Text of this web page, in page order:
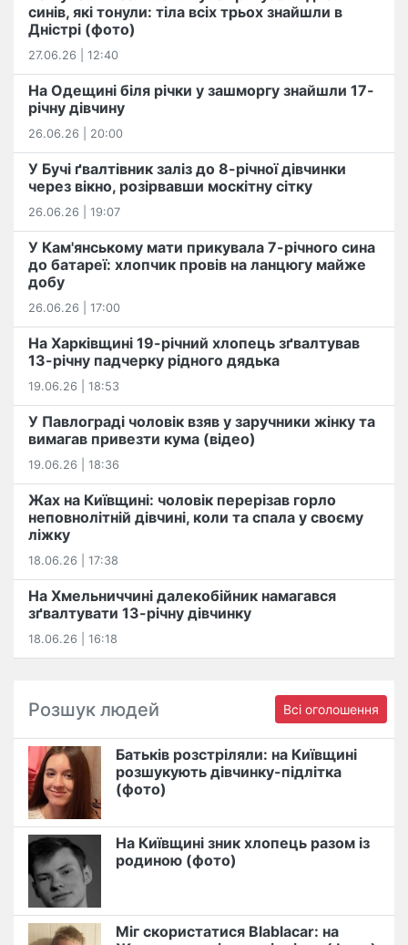
синів, які тонули: тіла всіх трьох знайшли в
Дністрі (фото)
27.06.26 | 12:40
На Одещині біля річки у зашморгу знайшли 17-
річну дівчину
26.06.26 | 20:00
У Бучі ґвалтівник заліз до 8-річної дівчинки
через вікно, розірвавши москітну сітку
26.06.26 | 19:07
У Кам'янському мати прикувала 7-річного сина
до батареї: хлопчик провів на ланцюгу майже
добу
26.06.26 | 17:00
На Харківщині 19-річний хлопець​ ️зґвалтував
13-річну падчерку рідного дядька
19.06.26 | 18:53
У Павлограді чоловік взяв у заручники жінку та
вимагав привезти кума (відео)
19.06.26 | 18:36
Жах на Київщині: чоловік перерізав горло
неповнолітній дівчині, коли та спала у своєму
ліжку
18.06.26 | 17:38
На Хмельниччині далекобійник намагався
зґвалтувати 13-річну дівчинку
18.06.26 | 16:18
Розшук людей Всі оголошення
Батьків розстріляли: на Київщині
розшукують дівчинку-підлітка
(фото)
На Київщині зник хлопець разом із
родиною (фото)
Міг скористатися Blablacar: на